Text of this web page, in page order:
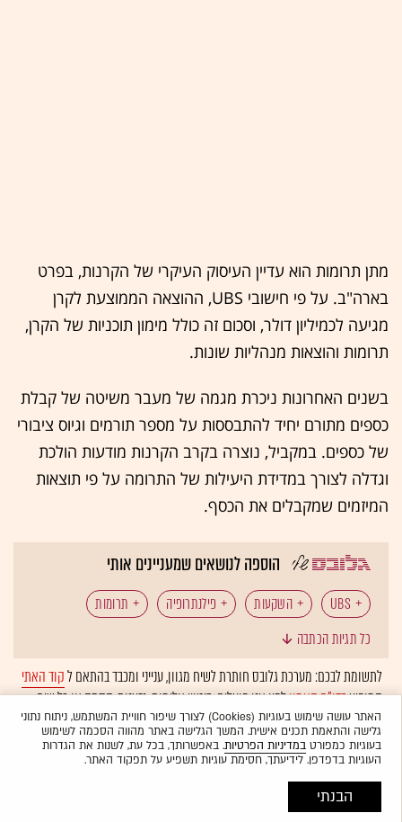
מתן תרומות הוא עדיין העיסוק העיקרי של הקרנות, בפרט
בארה"ב. על פי חישובי UBS, ההוצאה הממוצעת לקרן
מגיעה לכמיליון דולר, וסכום זה כולל מימון תוכניות של הקרן,
תרומות והוצאות מנהליות שונות.
בשנים האחרונות ניכרת מגמה של מעבר משיטה של קבלת
כספים מתורם יחיד להתבססות על מספר תורמים וגיוס ציבורי
של כספים. במקביל, נוצרה בקרב הקרנות מודעות הולכת
וגדלה לצורך במדידת היעילות של התרומה על פי תוצאות
המיזמים שמקבלים את הכסף.
הוספה לנושאים שמעניינים אותי
UBS השקעות פילנתרופיה
תרומות
כל תגיות הכתבה
לתשומת לבכם: מערכת גלובס חותרת לשיח מגוון, ענייני ומכבד בהתאם לקוד האתי
המופיעבדו"ח האמוןלפיו אנו פועלים. ביטויי אלימות, גזענות, הסתה או כל שיח
בלתי הולם אחר מסוננים בצורהאוטומטיתולא יפורסמו באתר.
האתר עושה שימוש בעוגיות (Cookies) לצורך שיפור חוויית המשתמש, ניתוח נתוני
גלישה והתאמת תכנים אישית. המשך הגלישה באתר מהווה הסכמה לשימוש
בעוגיות כמפורטבמדיניות הפרטיות. באפשרותך, בכל עת, לשנות את הגדרות
העוגיות בדפדפן. לידיעתך, חסימת עוגיות תשפיע על תפקוד האתר.
הבנתי